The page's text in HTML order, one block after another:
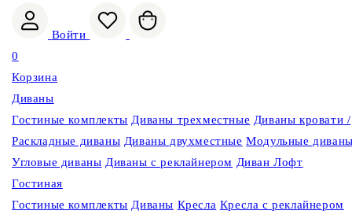
Войти
0
Корзина
Диваны
Гостиные комплекты Диваны трехместные Диваны кровати /
Раскладные диваны Диваны двухместные Модульные
Угловые диваны Диваны c реклайнером Диван Лофт
Гостиная
Гостиные комплекты Диваны Кресла Кресла c реклайнером